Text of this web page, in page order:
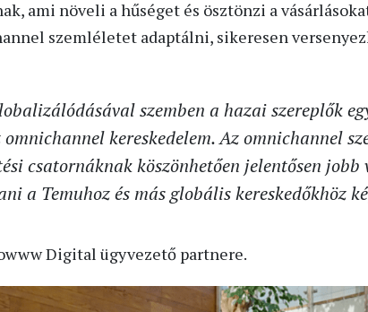
ami növeli a hűséget és ösztönzi a
szemléletet adaptálni, sikeresen
szemben a hazai szereplők
kereskedelem. Az omnichannel
csatornáknak köszönhetően jelentősen
a Temuhoz és más globális kereskedőkhöz
Digital ügyvezető partnere.